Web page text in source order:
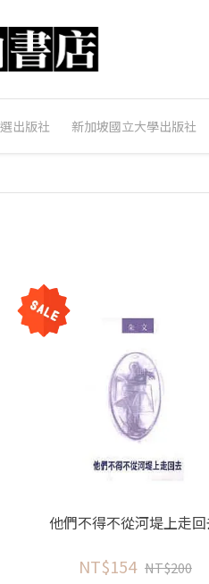
出版社 新加坡國立大學出版社
他們不得不從河堤上走
NT$154 NT$200